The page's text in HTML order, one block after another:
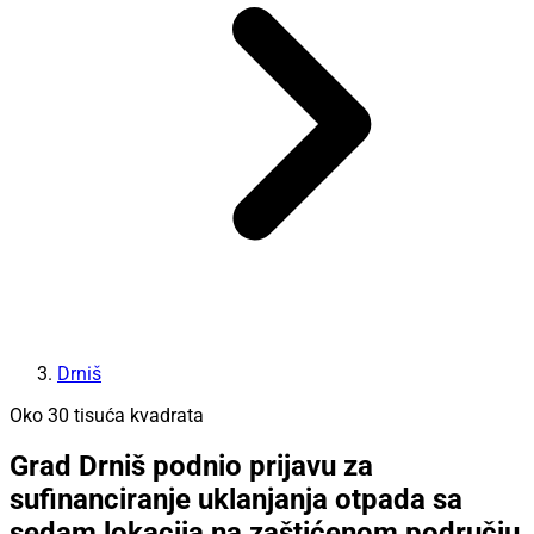
Drniš
Oko 30 tisuća kvadrata
Grad Drniš podnio prijavu za
sufinanciranje uklanjanja otpada sa